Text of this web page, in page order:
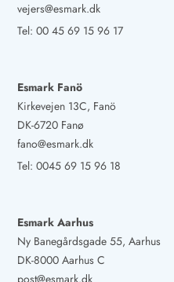
vejers@esmark.dk
Tel: 00 45 69 15 96 17
Esmark Fanö
Kirkevejen 13C, Fanö
DK-6720 Fanø
fano@esmark.dk
Tel: 0045 69 15 96 18
Esmark Aarhus
Ny Banegårdsgade 55, Aarhus
DK-8000 Aarhus C